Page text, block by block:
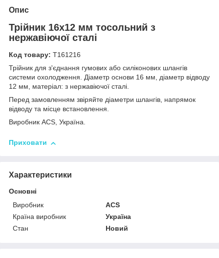
Опис
Трійник 16x12 мм тосольний з
нержавіючої сталі
Код товару: Т161216
Трійник для з'єднання гумових або силіконових шлангів
системи охолодження. Діаметр основи 16 мм, діаметр відводу
12 мм, матеріал: з нержавіючої сталі.
Перед замовленням звіряйте діаметри шлангів, напрямок
відводу та місце встановлення.
Виробник ACS, Україна.
Приховати
Характеристики
Основні
Виробник
ACS
Країна виробник
Україна
Стан
Новий